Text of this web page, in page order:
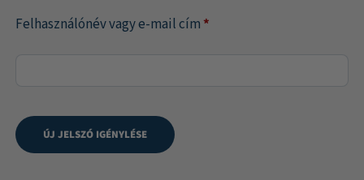
Felhasználónév vagy e-mail cím *
ÚJ JELSZÓ IGÉNYLÉSE